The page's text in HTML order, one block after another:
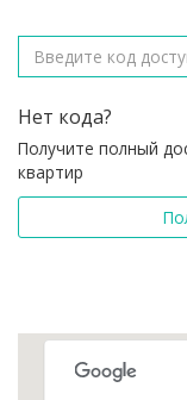
Нет кода?
Получите полный
квартир